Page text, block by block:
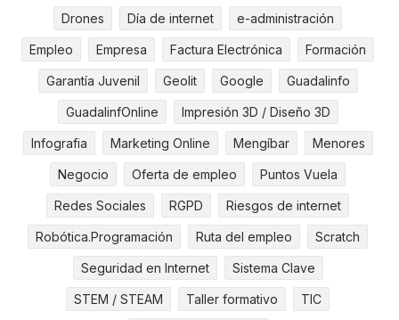
Drones Día de internet e-administración
Empleo Empresa Factura Electrónica Formación
Garantía Juvenil Geolit Google Guadalinfo
GuadalinfOnline Impresión 3D / Diseño 3D
Infografia Marketing Online Mengíbar Menores
Negocio Oferta de empleo Puntos Vuela
Redes Sociales RGPD Riesgos de internet
Robótica.Programación Ruta del empleo Scratch
Seguridad en Internet Sistema Clave
STEM / STEAM Taller formativo TIC